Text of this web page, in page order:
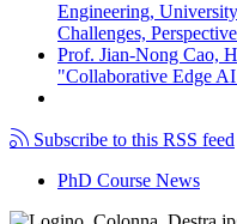
Engineering,
Challenges,
Prof. Jian-Nong Cao,
"Collaborative Edge
Subscribe to this RSS feed
PhD Course News